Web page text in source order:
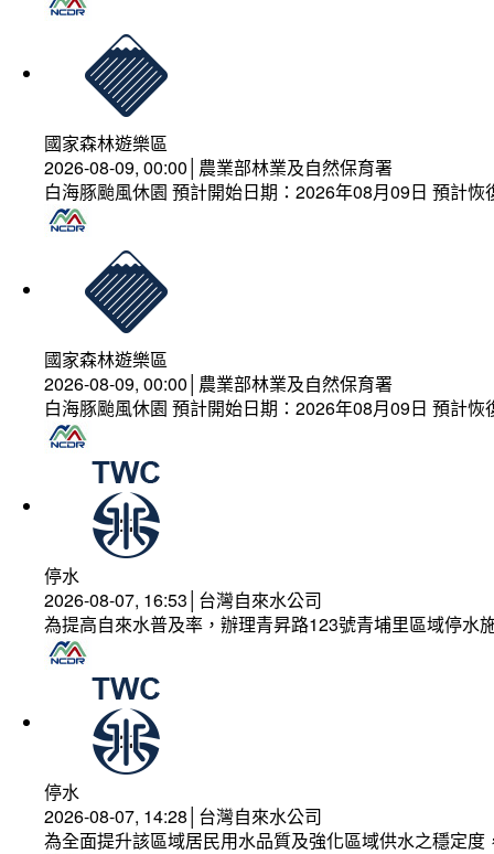
國家森林遊樂區
2026-08-09, 00:00│農業部林業及自然保育署
白海豚颱風休園 預計開始日期：2026年08月09日 預計
國家森林遊樂區
2026-08-09, 00:00│農業部林業及自然保育署
白海豚颱風休園 預計開始日期：2026年08月09日 預計
停水
2026-08-07, 16:53│台灣自來水公司
為提高自來水普及率，辦理青昇路123號青埔里區域停水
停水
2026-08-07, 14:28│台灣自來水公司
為全面提升該區域居民用水品質及強化區域供水之穩定